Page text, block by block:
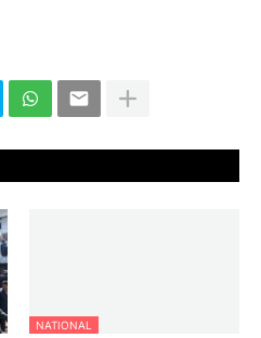
NATIONAL